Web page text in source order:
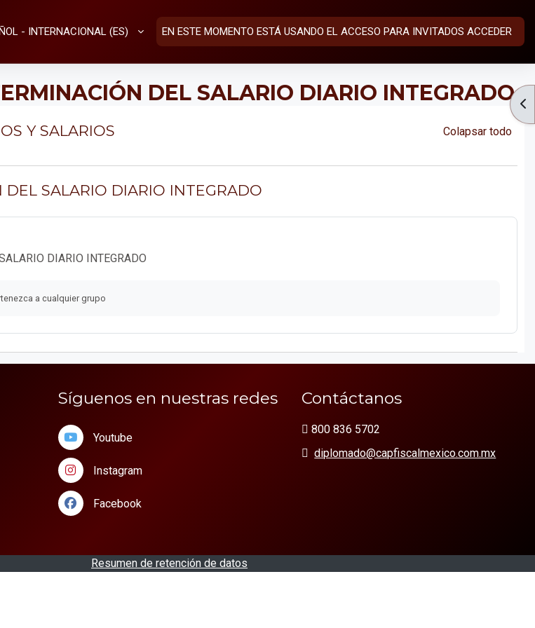
- INTERNACIONAL ‎(ES)‎ EN ESTE MOMENTO ESTÁ USANDO EL ACCESO PARA INVITADOS ACCEDER
DEL SALARIO DIARIO INTEGRADO
Y SALARIOS Colapsar todo
DEL SALARIO DIARIO INTEGRADO
DIARIO INTEGRADO
a cualquier grupo
Síguenos en nuestras redes
Youtube
Instagram
Facebook
Contáctanos
800 836 5702
diplomado@capfiscalmexico.com.mx
Resumen de retención de datos